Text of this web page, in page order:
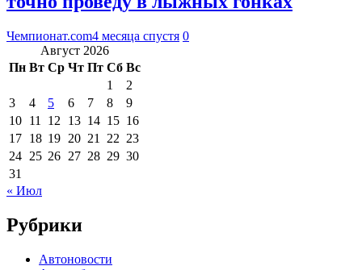
Чемпионат.com4 месяца спустя 0
Август 2026
Пн Вт Ср Чт Пт Сб Вс
1
2
3
4 5 6 7 8
9
10 11 12 13 14 15 16
17 18 19 20 21 22 23
24 25 26 27 28 29 30
31
« Июл
Рубрики
Автоновости